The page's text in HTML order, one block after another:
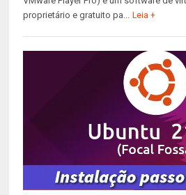
proprietário e gratuito pa... Leia +